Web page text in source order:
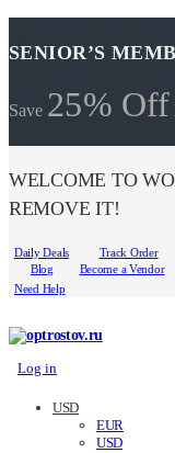
SENIOR’S
Save 25% Off
WELCOME TO
REMOVE IT!
Daily Deals
Track Order
Blog
Become a Vendor
Need Help
Log in
USD
EUR
USD